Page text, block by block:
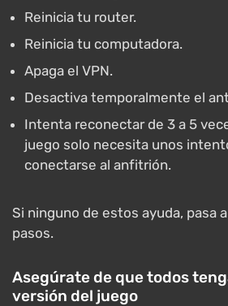
Reinicia tu router.
Reinicia tu computadora.
Apaga el VPN.
Desactiva temporalmente el
Intenta reconectar de 3 a 5
juego solo necesita unos
conectarse al anfitrión.
Si ninguno de estos ayuda, pasa
pasos.
Asegúrate de que todos
versión del juego